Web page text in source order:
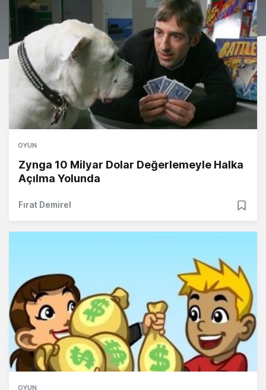
OYUN
Zynga 10 Milyar Dolar Değerlemeyle Halka
Açılma Yolunda
Fırat Demirel
OYUN